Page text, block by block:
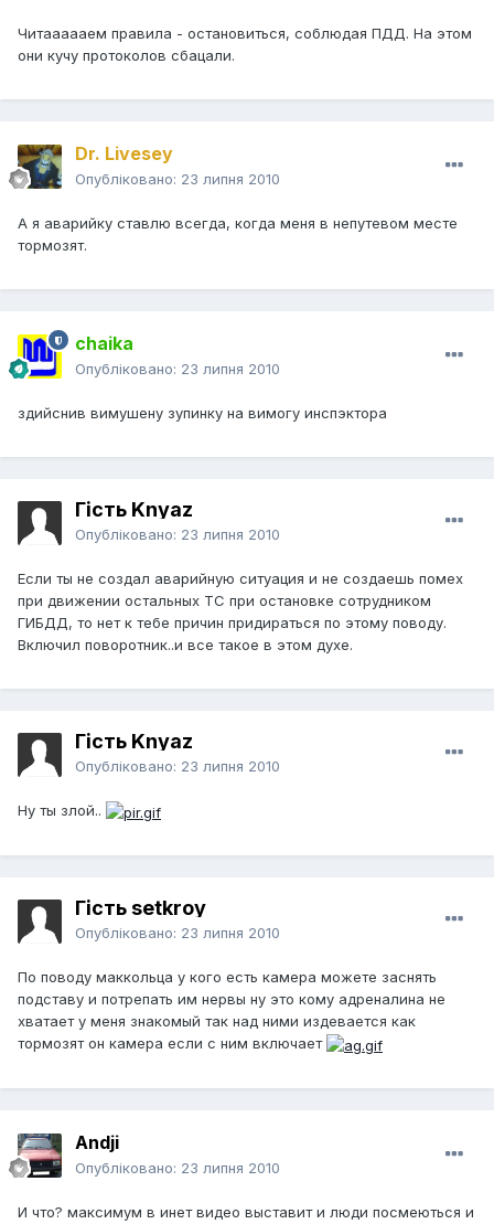
Читаааааем правила - остановиться, соблюдая ПДД. На этом
они кучу протоколов сбацали.
Dr. Livesey
Опубліковано: 23 липня 2010
А я аварийку ставлю всегда, когда меня в непутевом месте
тормозят.
chaika
Опубліковано: 23 липня 2010
здийснив вимушену зупинку на вимогу инспэктора
Гість Knyaz
Опубліковано: 23 липня 2010
Если ты не создал аварийную ситуация и не создаешь помех
при движении остальных ТС при остановке сотрудником
ГИБДД, то нет к тебе причин придираться по этому поводу.
Включил поворотник..и все такое в этом духе.
Гість Knyaz
Опубліковано: 23 липня 2010
Ну ты злой..
Гість setkroy
Опубліковано: 23 липня 2010
По поводу маккольца у кого есть камера можете заснять
подставу и потрепать им нервы ну это кому адреналина не
хватает у меня знакомый так над ними издевается как
тормозят он камера если с ним включает
Andji
Опубліковано: 23 липня 2010
И что? максимум в инет видео выставит и люди посмеються и